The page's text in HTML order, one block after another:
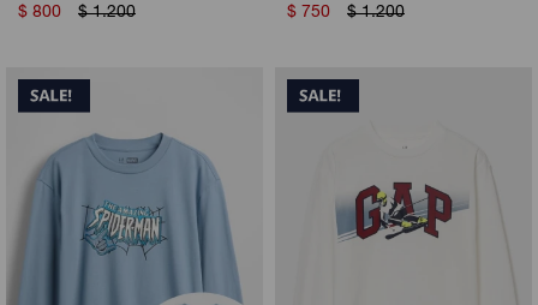
$ 800 $ 1.200
$ 750 $ 1.200